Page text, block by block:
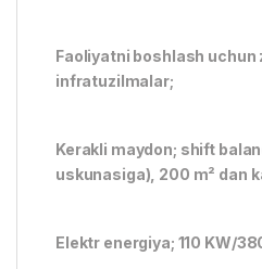
Faoliyatni boshlash uchun
infratuzilmalar;
Kerakli maydon; shift
uskunasiga), 200 m² dan
Elektr energiya; 110 KW/